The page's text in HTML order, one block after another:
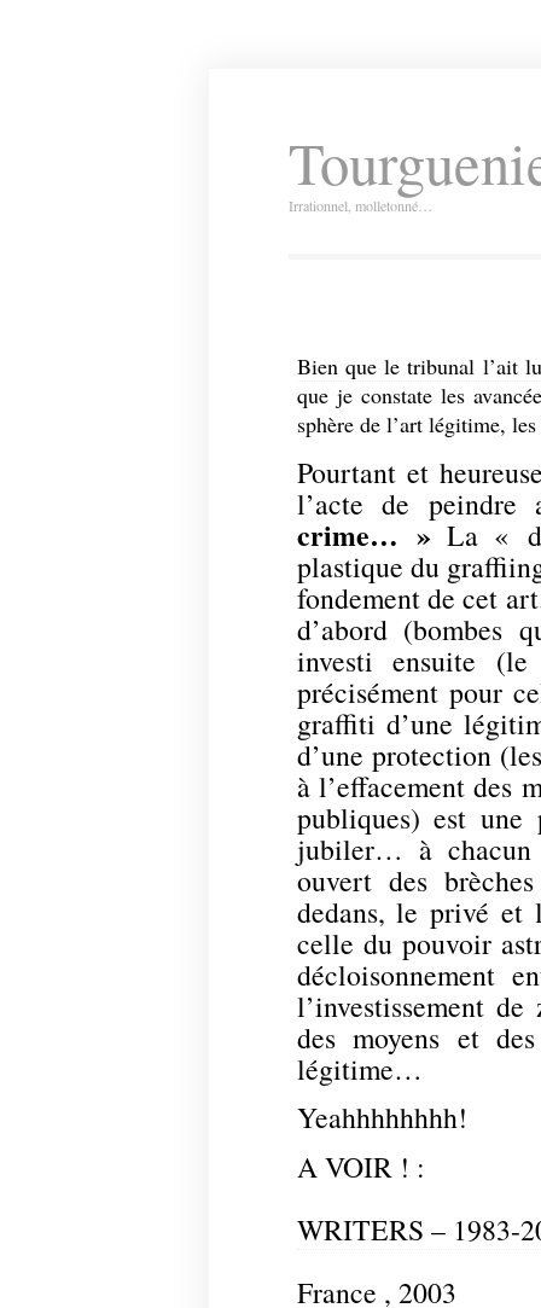
Irrationnel, molletonné…
Bien que le tribunal l’ait
que je constate les
sphère de l’art légitime,
Pourtant et
l’acte de
crime… »La «
plastique du
fondement de cet
d’abord (bombes
investi ensuite
précisément pour
graffiti d’une
d’une protection
à l’effacement des
publiques) est
jubiler… à chacun
ouvert des
dedans, le privé
celle du pouvoir
décloisonnement
l’investissement
des moyens et
légitime…
Yeahhhhhhhh!
A VOIR ! :
WRITERS – 1983-
France , 2003